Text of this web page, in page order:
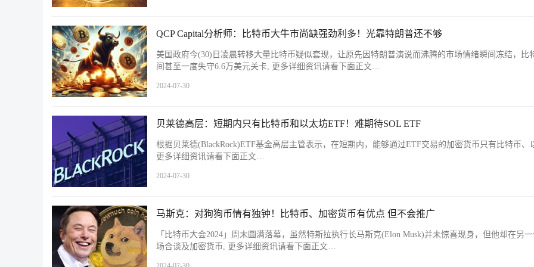
QCP Capital分析师：比特币大牛市尚缺强劲利多！光靠特朗普还不够
美国政府今(30)日凌晨转移大量比特币疑似套现，让原先因特朗普演说而沸腾的市场情绪瞬间冻结，比
间甚至一度失守6.6万美元关卡, 更多详细资讯请看下面正文…
2024-07-30
贝莱德高层：短期内只有比特币和以太坊ETF！难期待SOL ETF
根据贝莱德(BlackRock)ETF基金高层主管表示，在短期内，能够通过ETF交易的加密货币只有比特币、
更多详细资讯请看下面正文…
2024-07-30
马斯克：对狗狗币情有独钟！比特币、加密货币有优点 但不会推广
「比特币大会2024」周末圆满落幕，虽然特斯拉执行长马斯克(Elon Musk)并未惊喜现身，但他却在另
场合谈及加密货币, 更多详细资讯请看下面正文…